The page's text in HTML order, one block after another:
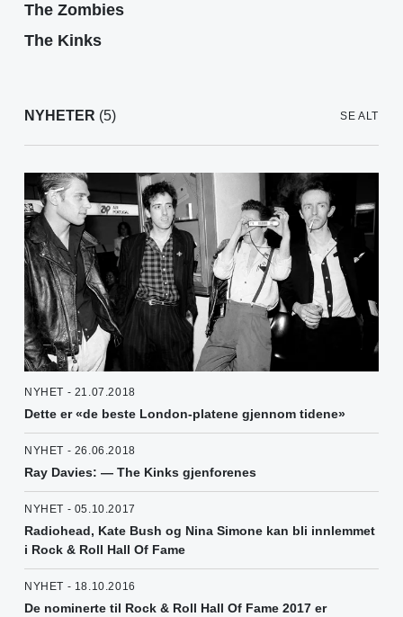
The Zombies
The Kinks
NYHETER (5) SE ALT
NYHET - 21.07.2018
Dette er «de beste London-platene gjennom tidene»
NYHET - 26.06.2018
Ray Davies: — The Kinks gjenforenes
NYHET - 05.10.2017
Radiohead, Kate Bush og Nina Simone kan bli innlemmet
i Rock & Roll Hall Of Fame
NYHET - 18.10.2016
De nominerte til Rock & Roll Hall Of Fame 2017 er